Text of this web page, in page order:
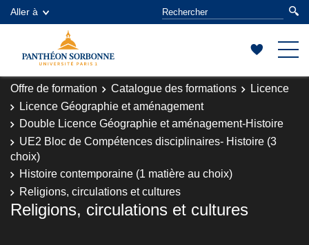
Aller à
Offre de formation Catalogue des formations
Licence
Licence Géographie et aménagement
Double Licence Géographie et aménagement-Histoire
UE2 Bloc de Compétences disciplinaires- Histoire (3
choix)
Histoire contemporaine (1 matière au choix)
Religions, circulations et cultures
Religions, circulations et cultures